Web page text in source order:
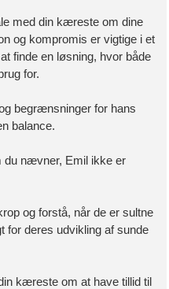
med din kæreste om dine
og kompromis er vigtige i et
finde en løsning, hvor både
for.
begrænsninger for hans
balance.
du nævner, Emil ikke er
og forstå, når de er sultne
for deres udvikling af sunde
kæreste om at have tillid til